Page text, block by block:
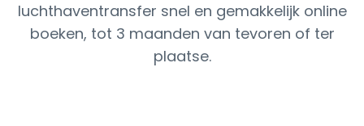
luchthaventransfer snel en gemakkelijk online
boeken, tot 3 maanden van tevoren of ter
plaatse.